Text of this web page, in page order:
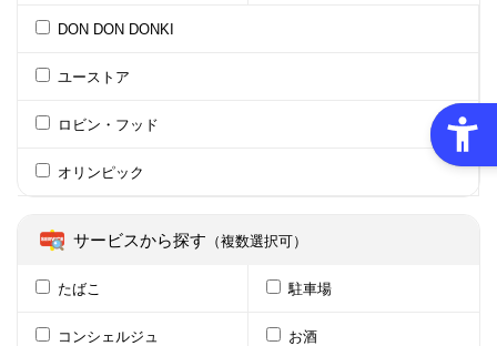
DON DON DONKI
ユーストア
ロビン・フッド
オリンピック
サービスから探す （複数選択可）
たばこ 駐車場
コンシェルジュ お酒